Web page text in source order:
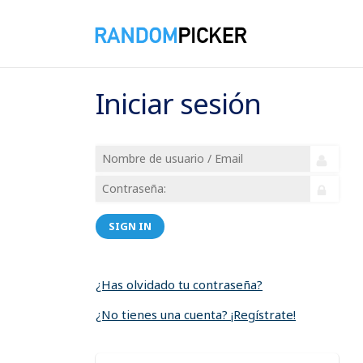
Iniciar sesión
SIGN IN
¿Has olvidado tu contraseña?
¿No tienes una cuenta? ¡Regístrate!